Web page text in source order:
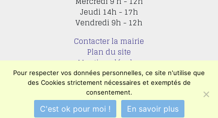
Jeudi 14h - 17h
Vendredi 9h - 12h
Contacter la mairie
Plan du site
Mentions légales
Confidentialité
Accessibilité (en cours)
Encore un site
Commu'net !
Pour respecter vos données personnelles, ce site n'utilise que
des Cookies strictement nécessaires et exemptés de
consentement.
C'est ok pour moi ! En savoir plus